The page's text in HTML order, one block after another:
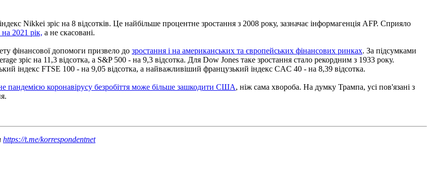
Nikkei зріс на 8 відсотків. Це найбільше процентне зростання з 2008 року, зазначає інформагенція AFP. Сприяло
на 2021 рік, а не скасовані.
фінансової допомоги призвело до зростання і на американських та європейських фінансових ринках. За підсумками
зріс на 11,3 відсотка, а S&P 500 - на 9,3 відсотка. Для Dow Jones таке зростання стало рекордним з 1933 року.
індекс FTSE 100 - на 9,05 відсотка, а найважливіший французький індекс CAC 40 - на 8,39 відсотка.
пандемією коронавірусу безробіття може більше зашкодити США, ніж сама хвороба. На думку Трампа, усі пов'язані з
https://t.me/korrespondentnet